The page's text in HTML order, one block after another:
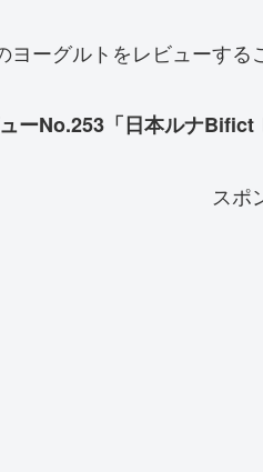
ヨーグルトをレビューする
ーNo.253「日本ルナBifict
スポ